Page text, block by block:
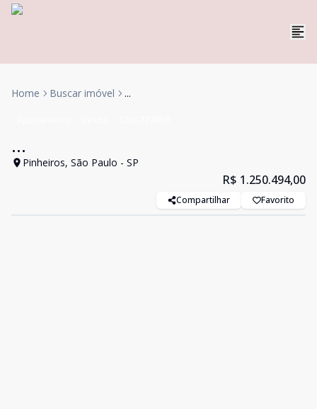
Home Buscar imóvel ...
...
Pinheiros, São Paulo - SP
R$ 1.250.494,00
Compartilhar Favorito